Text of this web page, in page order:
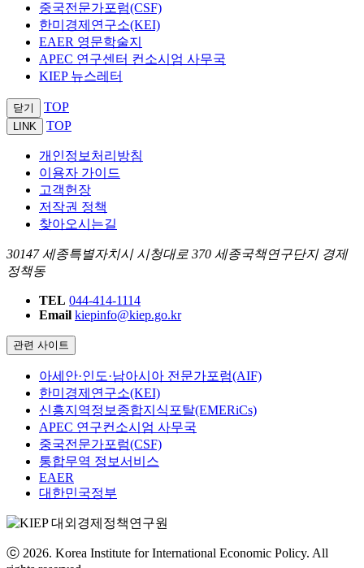
중국전문가포럼(CSF)
한미경제연구소(KEI)
EAER 영문학술지
APEC 연구센터 컨소시엄 사무국
KIEP 뉴스레터
닫기 TOP
LINK TOP
개인정보처리방침
이용자 가이드
고객헌장
저작권 정책
찾아오시는길
30147 세종특별자치시 시청대로 370 세종국책연구단지 경제
정책동
TEL 044-414-1114
Email kiepinfo@kiep.go.kr
관련 사이트
아세안·인도·남아시아 전문가포럼(AIF)
한미경제연구소(KEI)
신흥지역정보종합지식포탈(EMERiCs)
APEC 연구컨소시엄 사무국
중국전문가포럼(CSF)
통합무역 정보서비스
EAER
대한민국정부
ⓒ 2026. Korea Institute for International Economic Policy. All